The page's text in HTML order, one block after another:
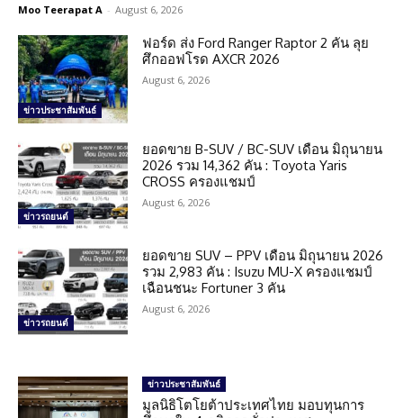
Moo Teerapat A - August 6, 2026
ข่าวประชาสัมพันธ์
ฟอร์ด ส่ง Ford Ranger Raptor 2 คัน ลุย
ศึกออฟโรด AXCR 2026
August 6, 2026
ข่าวรถยนต์
ยอดขาย B-SUV / BC-SUV เดือน มิถุนายน
2026 รวม 14,362 คัน : Toyota Yaris
CROSS ครองแชมป์
August 6, 2026
ข่าวรถยนต์
ยอดขาย SUV – PPV เดือน มิถุนายน 2026
รวม 2,983 คัน : Isuzu MU-X ครองแชมป์
เฉือนชนะ Fortuner 3 คัน
August 6, 2026
ข่าวประชาสัมพันธ์
มูลนิธิโตโยต้าประเทศไทย มอบทุนการ